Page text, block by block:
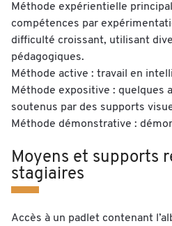
Méthode expérientielle
compétences par
difficulté croissant, utilisant
pédagogiques.
Méthode active : travail en
Méthode expositive : quelques
soutenus par des supports
Méthode démonstrative :
Moyens et supports
stagiaires
Accès à un padlet contenant